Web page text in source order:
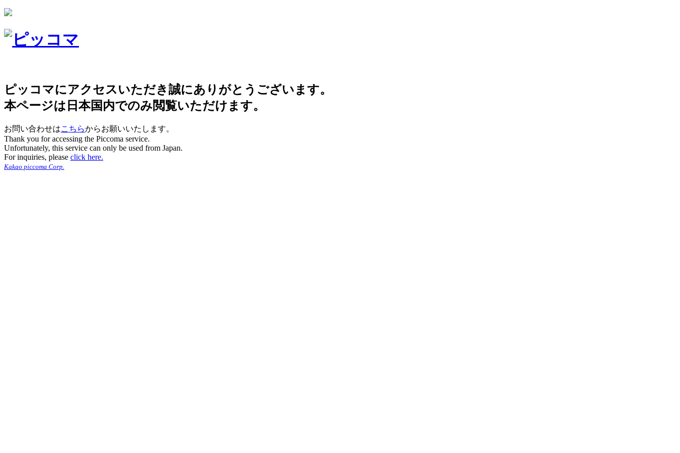
ピッコマにアクセスいただき誠にありがとうございます。
本ページは日本国内でのみ閲覧いただけます。
お問い合わせはこちらからお願いいたします。
Thank you for accessing the Piccoma service.
Unfortunately, this service can only be used from Japan.
For inquiries, please click here.
Kakao piccoma Corp.